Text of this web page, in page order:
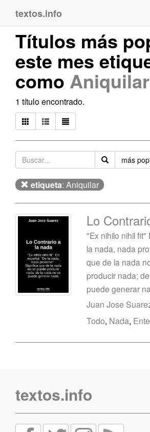
textos.info
Títulos más
este mes
como Aniquilar
1 título encontrado.
más
etiqueta: Aniquilar
Lo
"Ex nihilo nihil fit"
la nada, nada
que de la nada
producir nada;
puede generar
Juan Jose
Todo, Nada, Ente
textos.info